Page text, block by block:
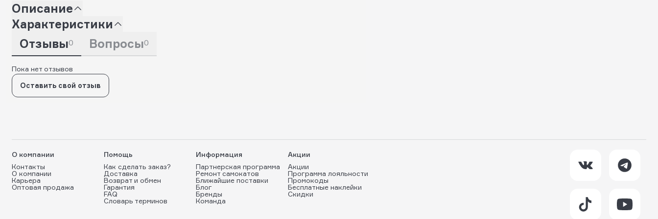
Описание
Характеристики
Отзывы0 Вопросы0
Пока нет отзывов
Оставить свой отзыв
О компании
Контакты
О компании
Карьера
Оптовая продажа
Помощь
Как сделать заказ?
Доставка
Возврат и обмен
Гарантия
FAQ
Словарь терминов
Информация
Партнерская программа
Ремонт самокатов
Ближайшие поставки
Блог
Бренды
Команда
Акции
Акции
Программа лояльности
Промокоды
Бесплатные наклейки
Скидки